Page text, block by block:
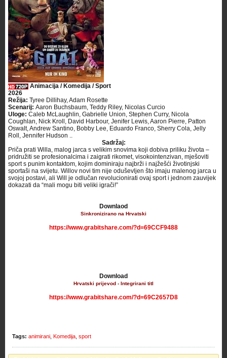
Animacija / Komedija / Sport
2026
Režija: Tyree Dillihay, Adam Rosette
Scenarij: Aaron Buchsbaum, Teddy Riley, Nicolas Curcio
Uloge: Caleb McLaughlin, Gabrielle Union, Stephen Curry, Nicola
Coughlan, Nick Kroll, David Harbour, Jenifer Lewis, Aaron Pierre, Patton
Oswalt, Andrew Santino, Bobby Lee, Eduardo Franco, Sherry Cola, Jelly
Roll, Jennifer Hudson ..
Sadržaj:
Priča prati Willa, malog jarca s velikim snovima koji dobiva priliku života –
pridružiti se profesionalcima i zaigrati rikomet, visokointenzivan, mješoviti
sport s punim kontaktom, kojim dominiraju najbrži i najžešći životinjski
sportaši na svijetu. Willov novi tim nije oduševljen što imaju malenog jarca u
svojoj postavi, ali Will je odlučan revolucionirati ovaj sport i jednom zauvijek
dokazati da “mali mogu biti veliki igrači!”
Downlaod
Sinkronizirano na Hrvatski
https://www.grabitshare.com/?d=69CCF9488
Download
Hrvatski prijevod - Integrirani titl
https://www.grabitshare.com/?d=69C2657D8
Tags: animirani Komedija sport